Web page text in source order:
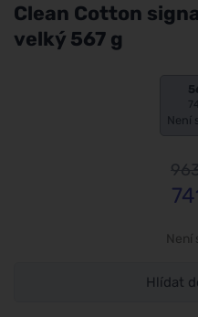
Clean Cotton
velký 567 g
Není
Není
Hlídat